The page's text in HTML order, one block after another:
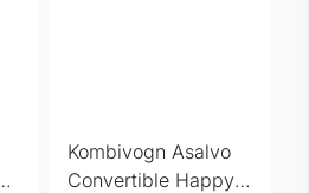
Kombivogn Asalvo
Convertible Happy -